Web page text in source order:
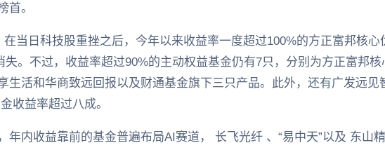
首。
在当日科技股重挫之后，今年以来收益率一度超过100%的方正富邦核
失。不过，收益率超过90%的主动权益基金仍有7只，分别为方正富邦
生活和华商致远回报以及财通基金旗下三只产品。此外，还有广发远见
收益率超过八成。
年内收益靠前的基金普遍布局AI赛道， 长飞光纤 、“易中天”以及 东山